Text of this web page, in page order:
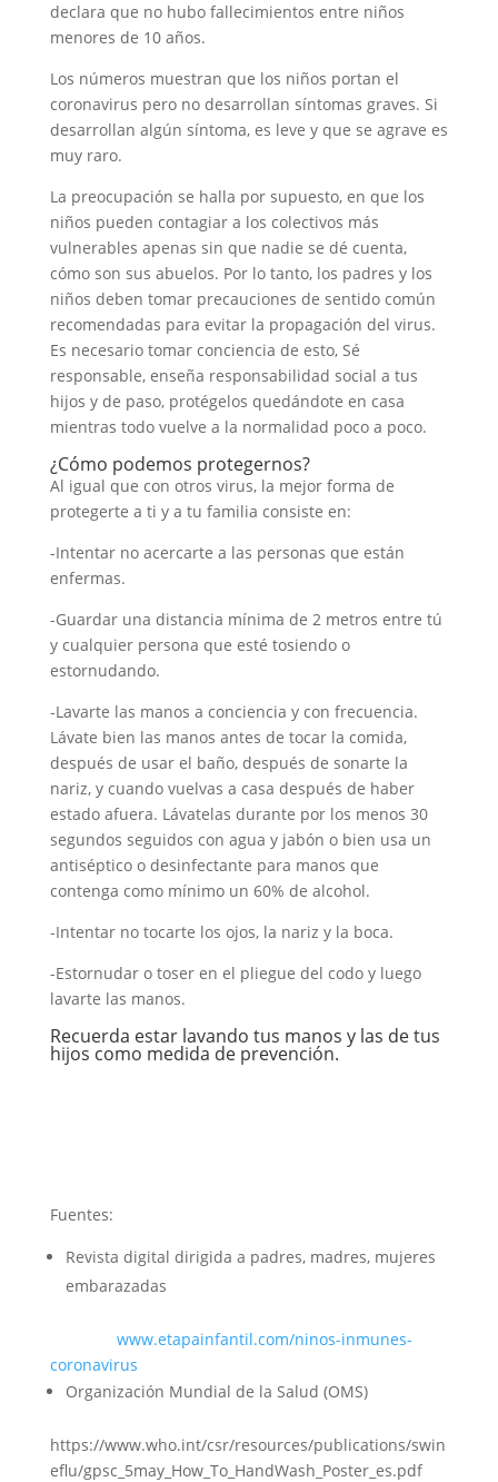
declara que no hubo fallecimientos entre niños
menores de 10 años.
Los números muestran que los niños portan el
coronavirus pero no desarrollan síntomas graves. Si
desarrollan algún síntoma, es leve y que se agrave es
muy raro.
La preocupación se halla por supuesto, en que los
niños pueden contagiar a los colectivos más
vulnerables apenas sin que nadie se dé cuenta,
cómo son sus abuelos. Por lo tanto, los padres y los
niños deben tomar precauciones de sentido común
recomendadas para evitar la propagación del virus.
Es necesario tomar conciencia de esto, Sé
responsable, enseña responsabilidad social a tus
hijos y de paso, protégelos quedándote en casa
mientras todo vuelve a la normalidad poco a poco.
¿Cómo podemos protegernos?
Al igual que con otros virus, la mejor forma de
protegerte a ti y a tu familia consiste en:
-Intentar no acercarte a las personas que están
enfermas.
-Guardar una distancia mínima de 2 metros entre tú
y cualquier persona que esté tosiendo o
estornudando.
-Lavarte las manos a conciencia y con frecuencia.
Lávate bien las manos antes de tocar la comida,
después de usar el baño, después de sonarte la
nariz, y cuando vuelvas a casa después de haber
estado afuera. Lávatelas durante por los menos 30
segundos seguidos con agua y jabón o bien usa un
antiséptico o desinfectante para manos que
contenga como mínimo un 60% de alcohol.
-Intentar no tocarte los ojos, la nariz y la boca.
-Estornudar o toser en el pliegue del codo y luego
lavarte las manos.
Recuerda estar lavando tus manos y las de tus
hijos como medida de prevención.
Fuentes:
Revista digital dirigida a padres, madres, mujeres
embarazadas
www.etapainfantil.com/ninos-inmunes-
coronavirus
Organización Mundial de la Salud (OMS)
https://www.who.int/csr/resources/publications/swin
eflu/gpsc_5may_How_To_HandWash_Poster_es.pdf